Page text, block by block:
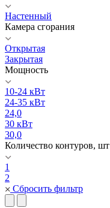
Настенный
Камера сгорания
Открытая
Закрытая
Мощность
10-24 кВт
24-35 кВт
24,0
30 кВт
30,0
Количество контуров, шт
1
2
Сбросить фильтр